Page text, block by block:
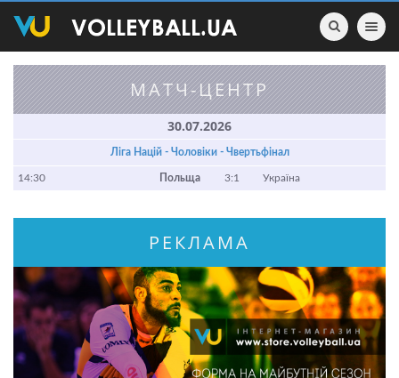
Toggle
МАТЧ-ЦЕНТР
30.07.2026
Ліга Націй - Чоловіки - Чвертьфінал
14:30 Польща 3:1 Україна
РЕКЛАМА